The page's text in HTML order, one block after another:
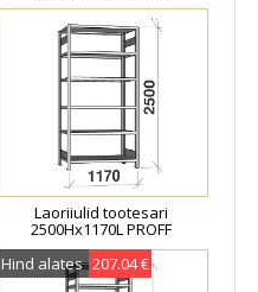
Laoriiulid tootesari
2500Hx1170L PROFF
Hind alates 207.04 €